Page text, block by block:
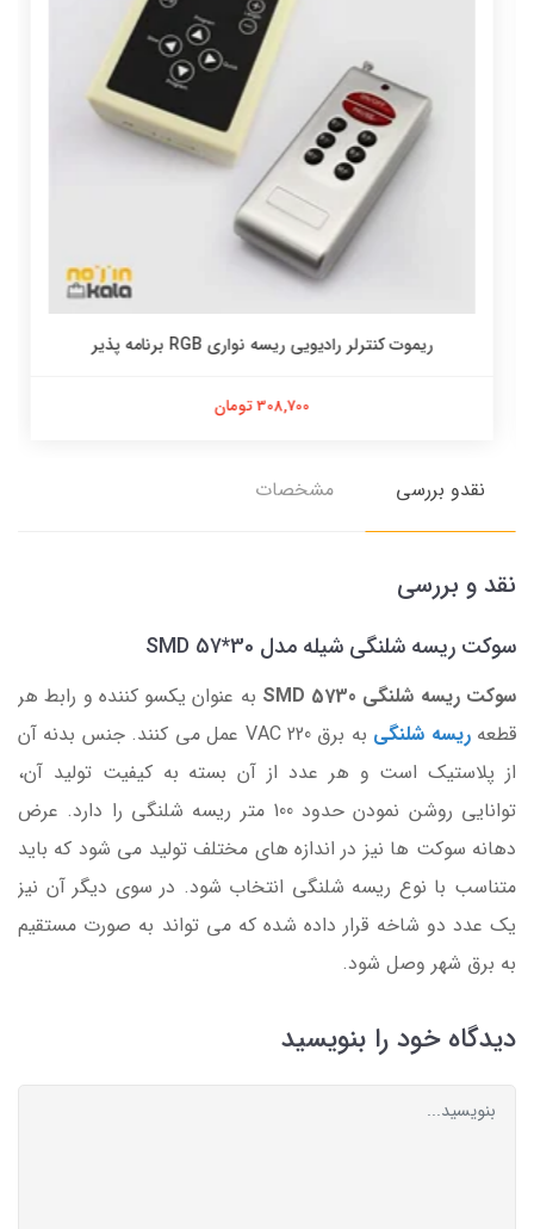
ریموت کنترلر رادیویی ریسه نواری RGB برنامه پذیر
308,700 تومان
نقدو بررسی مشخصات
نقد و بررسی
سوکت ریسه شلنگی شیله مدل 30*SMD 57
سوکت ریسه شلنگی SMD 5730
به عنوان یکسو کننده و رابط هر
قطعهریسه شلنگی
به برق 220 VAC عمل می کنند. جنس بدنه آن
از پلاستیک است و هر عدد از آن بسته به کیفیت تولید آن،
توانایی روشن نمودن حدود 100 متر ریسه شلنگی را دارد. عرض
دهانه سوکت ها نیز در اندازه های مختلف تولید می شود که باید
متناسب با نوع ریسه شلنگی انتخاب شود. در سوی دیگر آن نیز
یک عدد دو شاخه قرار داده شده که می تواند به صورت مستقیم
به برق شهر وصل شود.
دیدگاه خود را بنویسید